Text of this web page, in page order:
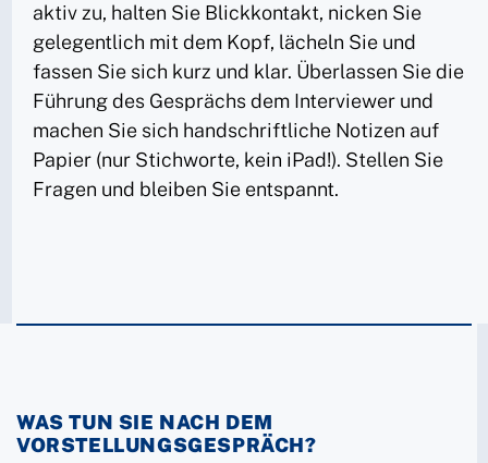
aktiv zu, halten Sie Blickkontakt, nicken Sie
gelegentlich mit dem Kopf, lächeln Sie und
fassen Sie sich kurz und klar. Überlassen Sie die
Führung des Gesprächs dem Interviewer und
machen Sie sich handschriftliche Notizen auf
Papier (nur Stichworte, kein iPad!). Stellen Sie
Fragen und bleiben Sie entspannt.
WAS TUN SIE NACH DEM
VORSTELLUNGSGESPRÄCH?